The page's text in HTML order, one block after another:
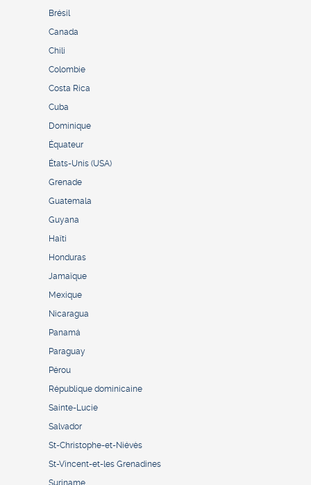
Brésil
Canada
Chili
Colombie
Costa Rica
Cuba
Dominique
Équateur
États-Unis (USA)
Grenade
Guatemala
Guyana
Haïti
Honduras
Jamaïque
Mexique
Nicaragua
Panamá
Paraguay
Pérou
République dominicaine
Sainte-Lucie
Salvador
St-Christophe-et-Niévès
St-Vincent-et-les Grenadines
Suriname